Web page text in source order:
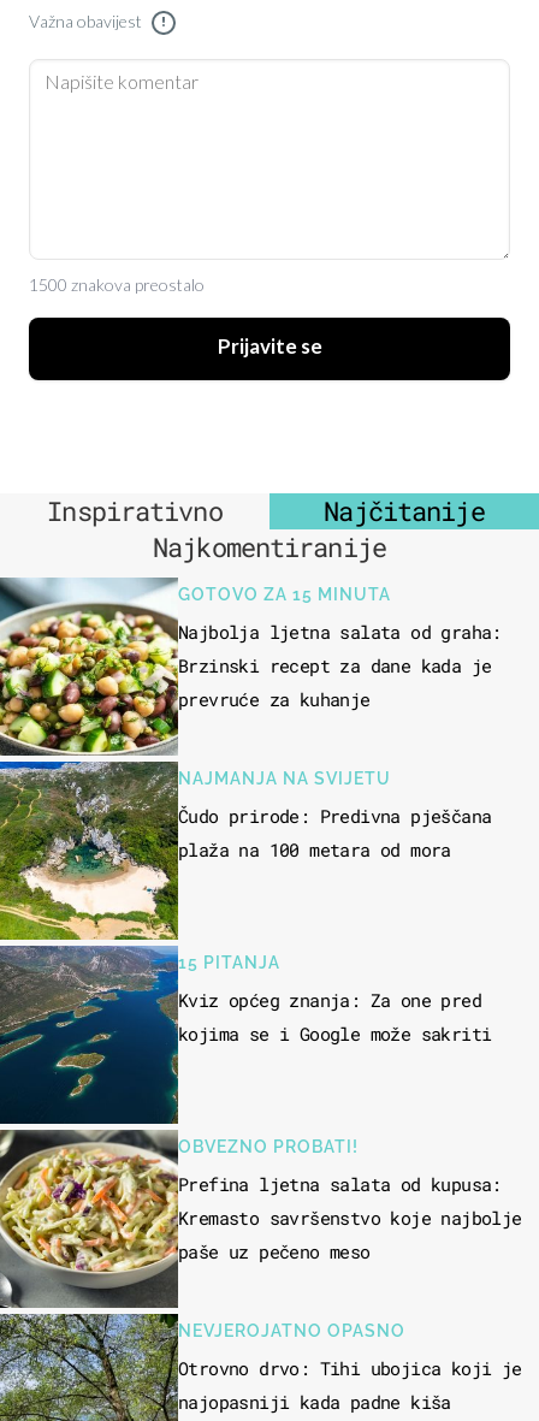
Važna obavijest !
1500 znakova preostalo
Prijavite se
Inspirativno
Najčitanije
Najkomentiranije
GOTOVO ZA 15 MINUTA
Najbolja ljetna salata od graha:
Brzinski recept za dane kada je
prevruće za kuhanje
NAJMANJA NA SVIJETU
Čudo prirode: Predivna pješčana
plaža na 100 metara od mora
15 PITANJA
Kviz općeg znanja: Za one pred
kojima se i Google može sakriti
OBVEZNO PROBATI!
Prefina ljetna salata od kupusa:
Kremasto savršenstvo koje najbolje
paše uz pečeno meso
NEVJEROJATNO OPASNO
Otrovno drvo: Tihi ubojica koji je
najopasniji kada padne kiša